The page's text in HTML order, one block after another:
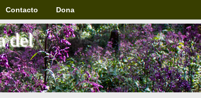
Contacto Dona
del